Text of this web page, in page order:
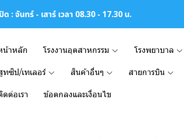
: จันทร์ - เสาร์ เวลา 08.30 - 17.30 น.
น้าหลัก โรงงานอุตสาหกรรม โรงพยาบาล
ทซิป/เทเลอร์ สินค้าอื่นๆ สายการบิน
ดต่อเรา ข้อตกลงและเงื่อนไข